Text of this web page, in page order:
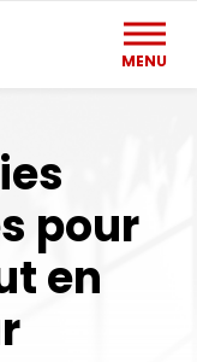
MENU
pour
en